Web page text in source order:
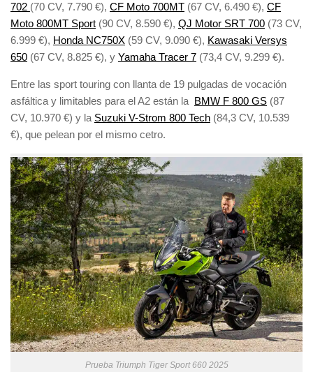
702 (70 CV, 7.790 €), CF Moto 700MT (67 CV, 6.490 €), CF
Moto 800MT Sport (90 CV, 8.590 €), QJ Motor SRT 700 (73 CV,
6.999 €), Honda NC750X (59 CV, 9.090 €), Kawasaki Versys
650 (67 CV, 8.825 €), y Yamaha Tracer 7 (73,4 CV, 9.299 €).
Entre las sport touring con llanta de 19 pulgadas de vocación
asfáltica y limitables para el A2 están la BMW F 800 GS (87
CV, 10.970 €) y la Suzuki V-Strom 800 Tech (84,3 CV, 10.539
€), que pelean por el mismo cetro.
Prueba Triumph Tiger Sport 660 2025